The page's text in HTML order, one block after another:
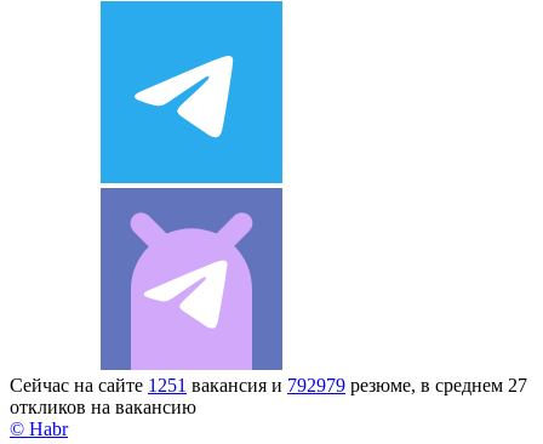
Сейчас на сайте 1251 вакансия и 792979 резюме, в среднем 27
откликов на вакансию
© Habr